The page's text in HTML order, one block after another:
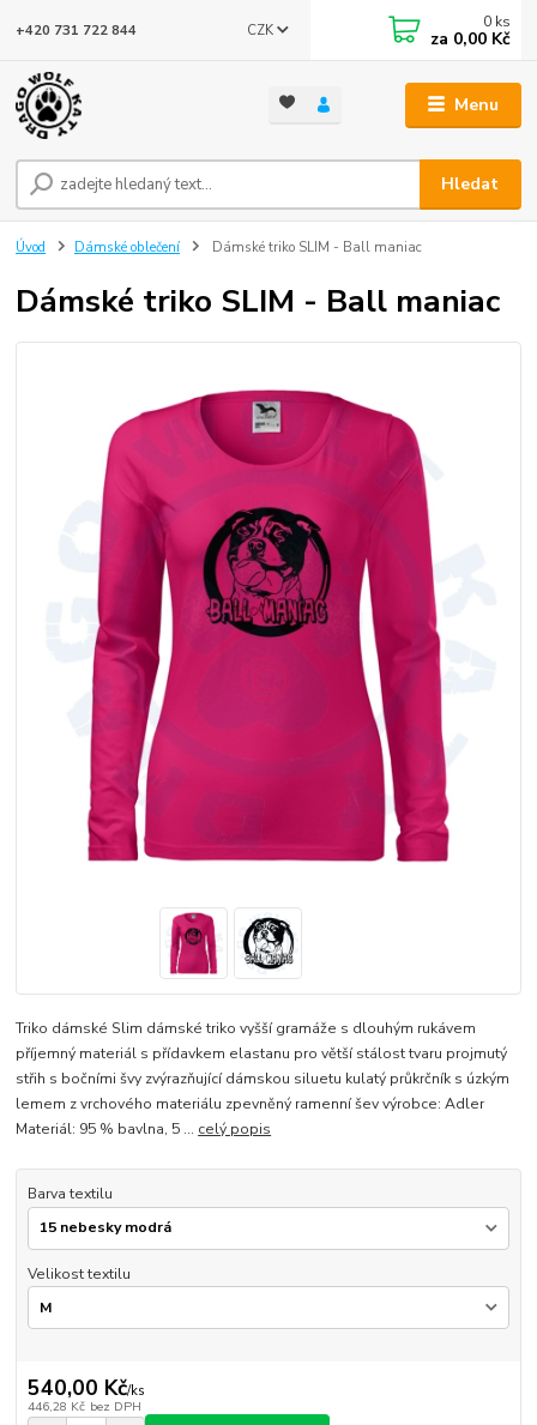
Menu
CZK
Hledat
+420 731 722 844 0 ks
za 0,00 Kč
Úvod Dámské oblečení Dámské triko SLIM - Ball maniac
Dámské triko SLIM - Ball maniac
Triko dámské Slim dámské triko vyšší gramáže s dlouhým rukávem
příjemný materiál s přídavkem elastanu pro větší stálost tvaru projmutý
střih s bočními švy zvýrazňující dámskou siluetu kulatý průkrčník s úzkým
lemem z vrchového materiálu zpevněný ramenní šev výrobce: Adler
Materiál: 95 % bavlna, 5 ... celý popis
Barva textilu
Velikost textilu
540,00 Kč/ks
446,28 Kč bez DPH